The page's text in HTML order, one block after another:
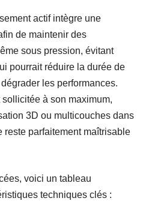
actif intègre une
de maintenir des
sous pression, évitant
pourrait réduire la durée de
les performances.
à son maximum,
3D ou multicouches dans
reste parfaitement maîtrisable
voici un tableau
techniques clés :